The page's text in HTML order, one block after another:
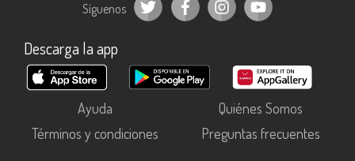
Síguenos
Descarga la app
Ayuda
Quiénes Somos
Términos y condiciones
Preguntas frecuentes